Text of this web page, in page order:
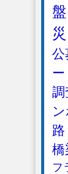
災
公
ー
調
路
橋
フ